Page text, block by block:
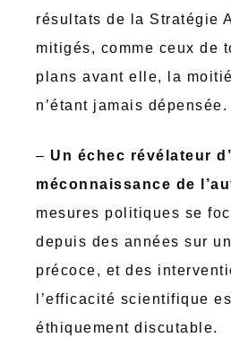
résultats de la Stratégie
mitigés, comme ceux de
plans avant elle, la
n’étant jamais dépensée.
– Un échec révélateur
méconnaissance de
mesures politiques se
depuis des années sur
précoce, et des
l’efficacité scientifique
éthiquement discutable.